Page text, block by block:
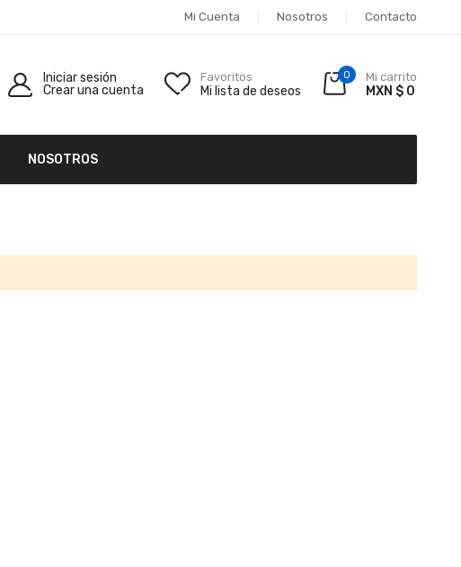
Mi Cuenta Nosotros Contacto
Iniciar sesión
Crear una cuenta
Favoritos
Mi lista de deseos
0 Mi carrito
MXN $ 0
NOSOTROS